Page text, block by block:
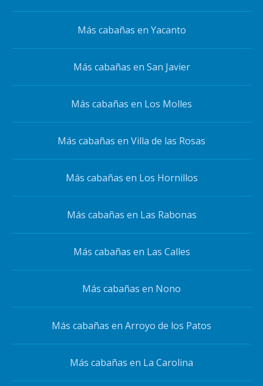
Más cabañas en Yacanto
Más cabañas en San Javier
Más cabañas en Los Molles
Más cabañas en Villa de las Rosas
Más cabañas en Los Hornillos
Más cabañas en Las Rabonas
Más cabañas en Las Calles
Más cabañas en Nono
Más cabañas en Arroyo de los Patos
Más cabañas en La Carolina